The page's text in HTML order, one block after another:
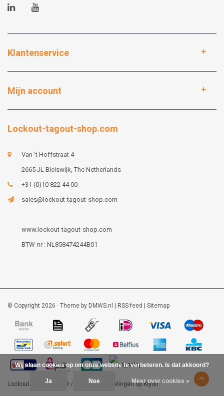
Klantenservice
Mijn account
Lockout-tagout-shop.com
Van 't Hoffstraat 4
2665 JL Bleiswijk, The Netherlands
+31 (0)10 822 44 00
sales@lockout-tagout-shop.com
www.lockout-tagout-shop.com
BTW-nr : NL858474244B01
© Copyright 2026 - Theme by DMWS.nl | RSS-feed | Sitemap
Lockout-tagout-shop 9 / 48beoordelingen opKiyoh
Wij slaan cookies op om onze website te verbeteren. Is dat akkoord?
Ja Nee Meer over cookies »